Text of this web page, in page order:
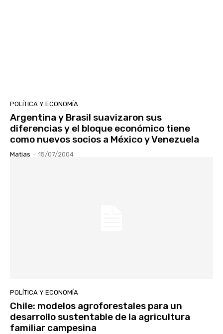
POLÍTICA Y ECONOMÍA
Argentina y Brasil suavizaron sus
diferencias y el bloque económico tiene
como nuevos socios a México y Venezuela
Matias - 15/07/2004
POLÍTICA Y ECONOMÍA
Chile: modelos agroforestales para un
desarrollo sustentable de la agricultura
familiar campesina